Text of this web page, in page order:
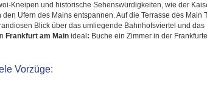
Kneipen und historische Sehenswürdigkeiten, wie der
Ufern des Mains entspannen. Auf die Terrasse des
Blick über das umliegende Bahnhofsviertel und
Frankfurt am Main ideal : Buche ein Zimmer in der
Vorzüge: